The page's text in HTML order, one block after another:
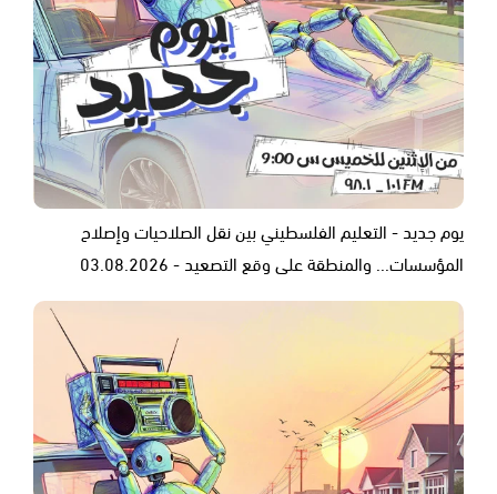
يوم جديد - التعليم الفلسطيني بين نقل الصلاحيات وإصلاح
المؤسسات... والمنطقة على وقع التصعيد - 03.08.2026